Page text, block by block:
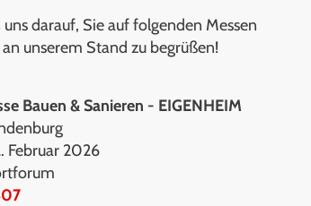
darauf, Sie auf folgenden Messen
unserem Stand zu begrüßen!
Bauen & Sanieren - EIGENHEIM
Februar 2026